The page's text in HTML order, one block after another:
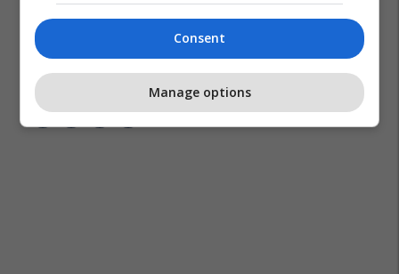
Ariana Zhubi Roka
United Hospital
Shëndeti Në Rend Të Parë
Ushqimet
Stina E Verës
Consent
Manage options